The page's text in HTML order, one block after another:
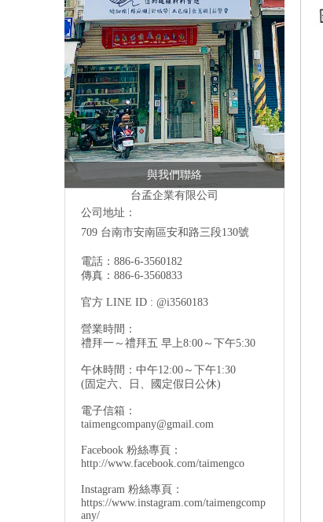
與我們聯絡
台孟企業有限公司
公司地址：
709 台南市安南區安和路三段130號
電話：886-6-3560182
傳真：886-6-3560833
官方 LINE ID : @i3560183
營業時間：
禮拜一～禮拜五 早上8:00～下午5:30
午休時間：中午12:00～下午1:30
(固定六、日、國定假日公休)
電子信箱：
taimengcompany@gmail.com
Facebook 粉絲專頁：
http://www.facebook.com/taimengco
Instagram 粉絲專頁：
https://www.instagram.com/taimengcomp
any/